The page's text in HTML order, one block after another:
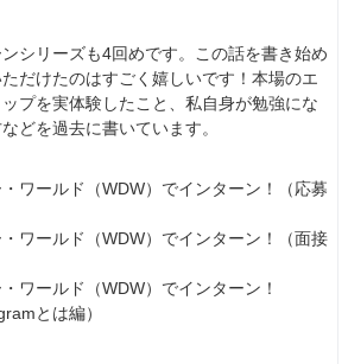
シリーズも4回めです。この話を書き始め
だけたのはすごく嬉しいです！本場のエ
プを実体験したこと、私自身が勉強にな
どを過去に書いています。
ワールド（WDW）でインターン！（応募
ワールド（WDW）でインターン！（面接
ワールド（WDW）でインターン！
とは編）